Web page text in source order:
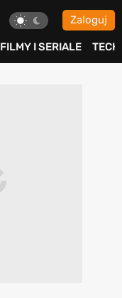
Zaloguj
FILMY I SERIALE TECH